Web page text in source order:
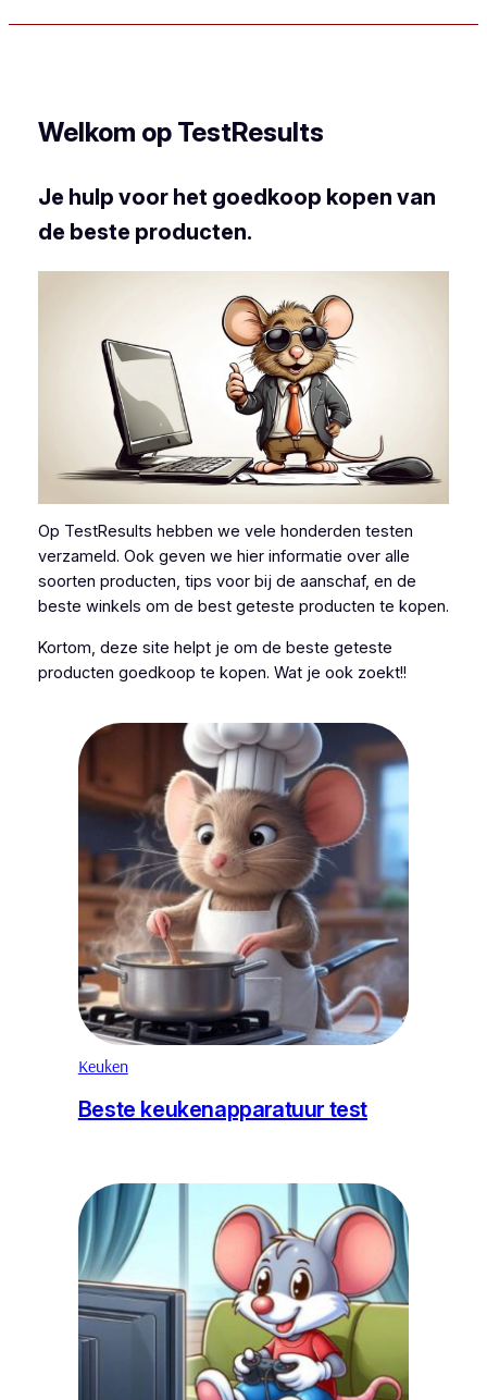
Welkom op TestResults
Je hulp voor het goedkoop kopen van
de beste producten.
Op TestResults hebben we vele honderden testen
verzameld. Ook geven we hier informatie over alle
soorten producten, tips voor bij de aanschaf, en de
beste winkels om de best geteste producten te kopen.
Kortom, deze site helpt je om de beste geteste
producten goedkoop te kopen. Wat je ook zoekt!!
Keuken
Beste keukenapparatuur test